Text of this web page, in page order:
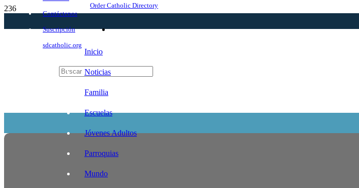
Contáctenos
Suscripción
sdcatholic.org
Order Catholic Directory
Inicio
Noticias
Familia
Escuelas
Jóvenes Adultos
Parroquias
Mundo